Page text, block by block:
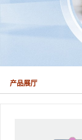
产品展厅